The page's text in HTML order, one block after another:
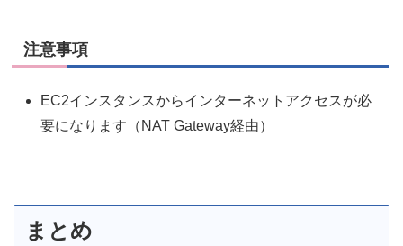
注意事項
EC2インスタンスからインターネットアクセスが必
要になります（NAT Gateway経由）
まとめ